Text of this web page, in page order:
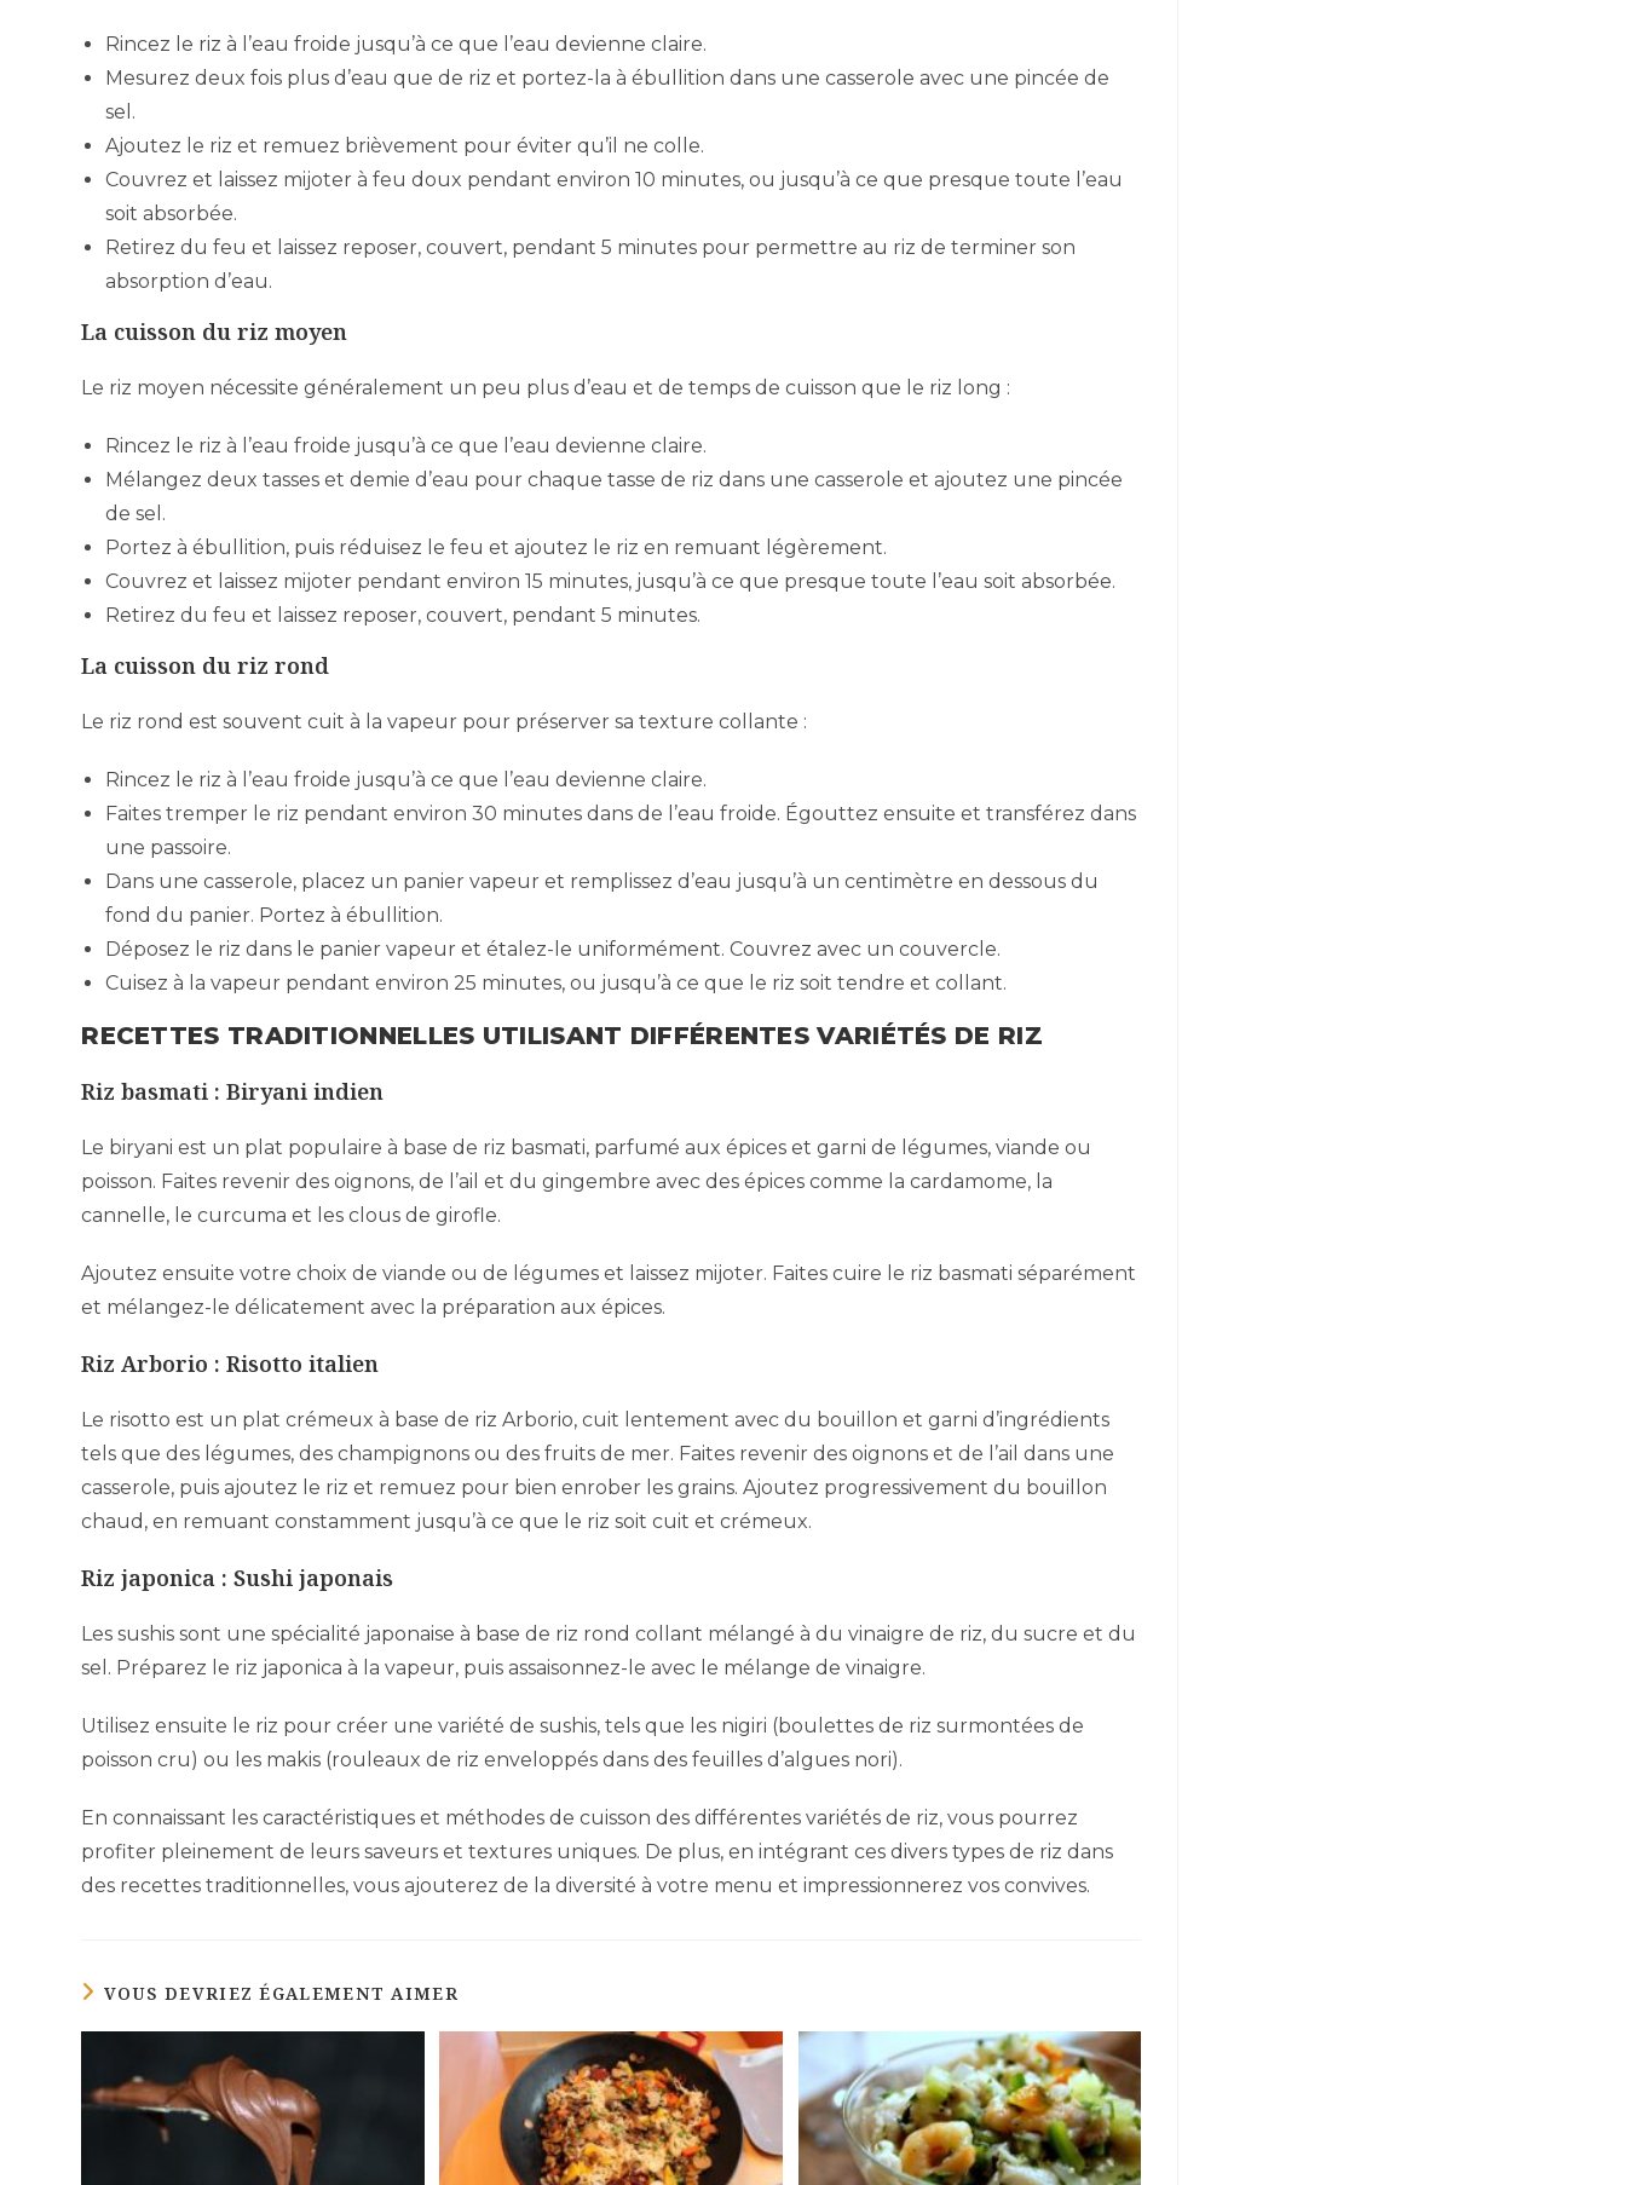
Rincez le riz à l’eau froide jusqu’à ce que l’eau devienne claire.
Mesurez deux fois plus d’eau que de riz et portez-la à ébullition dans une casserole avec une pincée de
sel.
Ajoutez le riz et remuez brièvement pour éviter qu’il ne colle.
Couvrez et laissez mijoter à feu doux pendant environ 10 minutes, ou jusqu’à ce que presque toute l’eau
soit absorbée.
Retirez du feu et laissez reposer, couvert, pendant 5 minutes pour permettre au riz de terminer son
absorption d’eau.
La cuisson du riz moyen
Le riz moyen nécessite généralement un peu plus d’eau et de temps de cuisson que le riz long :
Rincez le riz à l’eau froide jusqu’à ce que l’eau devienne claire.
Mélangez deux tasses et demie d’eau pour chaque tasse de riz dans une casserole et ajoutez une pincée
de sel.
Portez à ébullition, puis réduisez le feu et ajoutez le riz en remuant légèrement.
Couvrez et laissez mijoter pendant environ 15 minutes, jusqu’à ce que presque toute l’eau soit absorbée.
Retirez du feu et laissez reposer, couvert, pendant 5 minutes.
La cuisson du riz rond
Le riz rond est souvent cuit à la vapeur pour préserver sa texture collante :
Rincez le riz à l’eau froide jusqu’à ce que l’eau devienne claire.
Faites tremper le riz pendant environ 30 minutes dans de l’eau froide. Égouttez ensuite et transférez dans
une passoire.
Dans une casserole, placez un panier vapeur et remplissez d’eau jusqu’à un centimètre en dessous du
fond du panier. Portez à ébullition.
Déposez le riz dans le panier vapeur et étalez-le uniformément. Couvrez avec un couvercle.
Cuisez à la vapeur pendant environ 25 minutes, ou jusqu’à ce que le riz soit tendre et collant.
RECETTES TRADITIONNELLES UTILISANT DIFFÉRENTES VARIÉTÉS DE RIZ
Riz basmati : Biryani indien
Le biryani est un plat populaire à base de riz basmati, parfumé aux épices et garni de légumes, viande ou
poisson. Faites revenir des oignons, de l’ail et du gingembre avec des épices comme la cardamome, la
cannelle, le curcuma et les clous de girofle.
Ajoutez ensuite votre choix de viande ou de légumes et laissez mijoter. Faites cuire le riz basmati séparément
et mélangez-le délicatement avec la préparation aux épices.
Riz Arborio : Risotto italien
Le risotto est un plat crémeux à base de riz Arborio, cuit lentement avec du bouillon et garni d’ingrédients
tels que des légumes, des champignons ou des fruits de mer. Faites revenir des oignons et de l’ail dans une
casserole, puis ajoutez le riz et remuez pour bien enrober les grains. Ajoutez progressivement du bouillon
chaud, en remuant constamment jusqu’à ce que le riz soit cuit et crémeux.
Riz japonica : Sushi japonais
Les sushis sont une spécialité japonaise à base de riz rond collant mélangé à du vinaigre de riz, du sucre et du
sel. Préparez le riz japonica à la vapeur, puis assaisonnez-le avec le mélange de vinaigre.
Utilisez ensuite le riz pour créer une variété de sushis, tels que les nigiri (boulettes de riz surmontées de
poisson cru) ou les makis (rouleaux de riz enveloppés dans des feuilles d’algues nori).
En connaissant les caractéristiques et méthodes de cuisson des différentes variétés de riz, vous pourrez
profiter pleinement de leurs saveurs et textures uniques. De plus, en intégrant ces divers types de riz dans
des recettes traditionnelles, vous ajouterez de la diversité à votre menu et impressionnerez vos convives.
VOUS DEVRIEZ ÉGALEMENT AIMER